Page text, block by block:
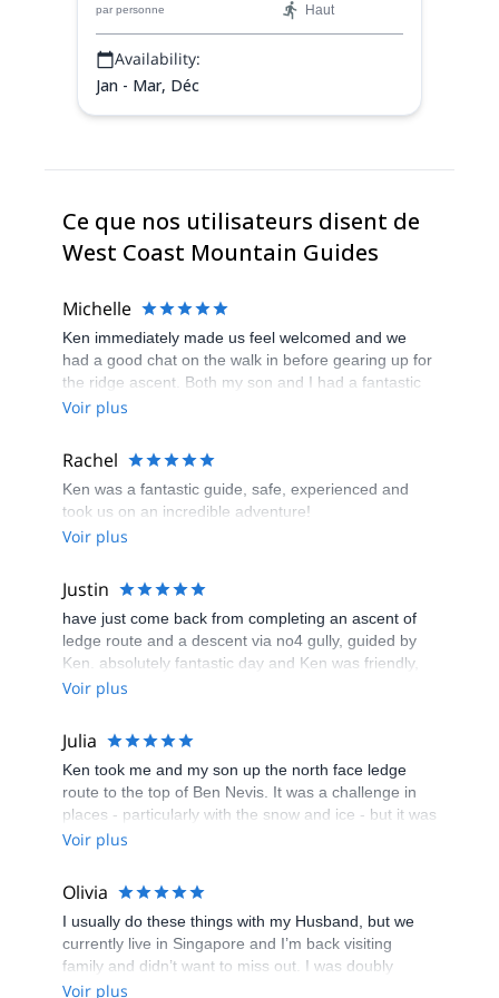
par personne Haut
Availability:
Jan - Mar, Déc
Ce que nos utilisateurs disent de
West Coast Mountain Guides
Michelle
Ken immediately made us feel welcomed and we
had a good chat on the walk in before gearing up for
the ridge ascent. Both my son and I had a fantastic
experience thanks to Ken's calm, expertise in leading
Ridge to round off a great day. Highly recommended!
Voir plus
Rachel
Ken was a fantastic guide, safe, experienced and
took us on an incredible adventure!
Voir plus
Justin
have just come back from completing an ascent of
ledge route and a descent via no4 gully, guided by
Ken. absolutely fantastic day and Ken was friendly,
professional and very confidence inspiring. cant
next season!
Voir plus
Julia
Ken took me and my son up the north face ledge
route to the top of Ben Nevis. It was a challenge in
places - particularly with the snow and ice - but it was
an unforgettable experience! Ken was a great guide.
Voir plus
Olivia
I usually do these things with my Husband, but we
currently live in Singapore and I’m back visiting
family and didn’t want to miss out. I was doubly
anxious because our usual guide was unavailable,
Voir plus